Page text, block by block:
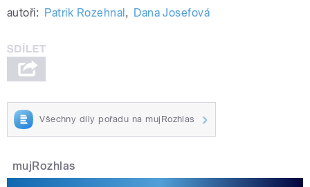
autoři: Patrik Rozehnal , Dana Josefová
Všechny díly pořadu na mujRozhlas
mujRozhlas